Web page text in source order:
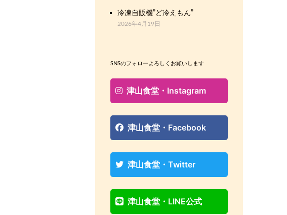
冷凍自販機”ど冷えもん”
2026年4月19日
SNSのフォローよろしくお願いします
津山食堂・Instagram
津山食堂・Facebook
津山食堂・Twitter
津山食堂・LINE公式